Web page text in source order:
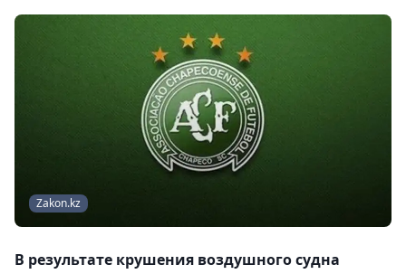
Zakon.kz
В результате крушения воздушного судна